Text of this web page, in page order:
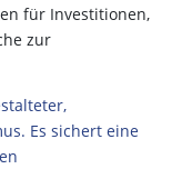
für Investitionen,
zur
Es sichert eine